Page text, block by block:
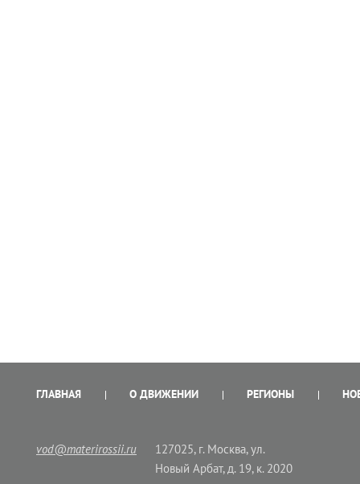
ГЛАВНАЯ О ДВИЖЕНИИ РЕГИОНЫ
vod@materirossii.ru
127025, г. Москва, ул.
Новый Арбат, д. 19, к. 2020